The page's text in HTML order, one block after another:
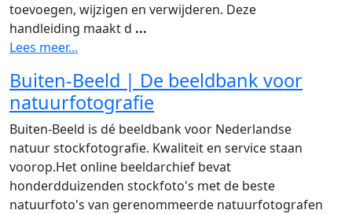
toevoegen, wijzigen en verwijderen. Deze
handleiding maakt d ...
Lees meer...
Buiten-Beeld | De beeldbank voor
natuurfotografie
Buiten-Beeld is dé beeldbank voor Nederlandse
natuur stockfotografie. Kwaliteit en service staan
voorop.Het online beeldarchief bevat
honderdduizenden stockfoto's met de beste
natuurfoto's van gerenommeerde natuurfotografen